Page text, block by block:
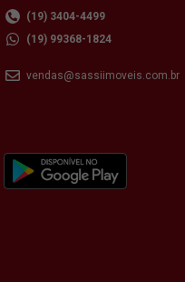
(19) 3404-4499
(19) 99368-1824
vendas@sassiimoveis.com.br